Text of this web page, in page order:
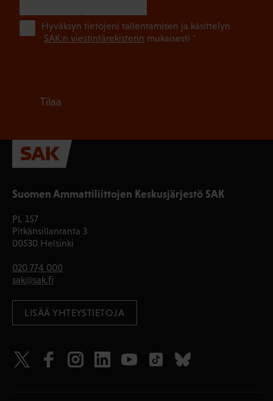
Suomen Ammattiliittojen Keskusjärjestö SAK
PL 157
Pitkänsillanranta 3
00530 Helsinki
020 774 000
sak@sak.fi
LISÄÄ YHTEYSTIETOJA
Hyväksyn tietojeni tallentamisen ja käsittelyn
SAK:n viestintärekisterin mukaisesti *
Tilaa